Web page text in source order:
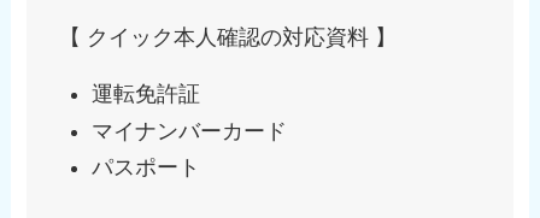
【 クイック本人確認の対応資料 】
運転免許証
マイナンバーカード
パスポート